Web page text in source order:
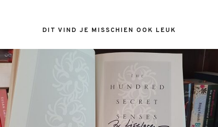
DIT VIND JE MISSCHIEN OOK LEUK